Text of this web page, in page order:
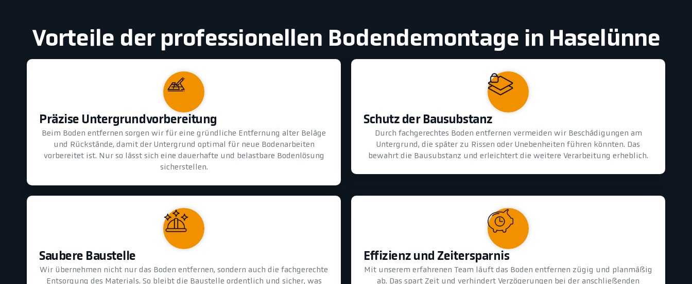
Vorteile der professionellen Bodendemontage in Haselünne
Präzise Untergrundvorbereitung
Beim Boden entfernen sorgen wir für eine gründliche Entfernung alter Beläge
und Rückstände, damit der Untergrund optimal für neue Bodenarbeiten
vorbereitet ist. Nur so lässt sich eine dauerhafte und belastbare Bodenlösung
sicherstellen.
Schutz der Bausubstanz
Durch fachgerechtes Boden entfernen vermeiden wir Beschädigungen am
Untergrund, die später zu Rissen oder Unebenheiten führen könnten. Das
bewahrt die Bausubstanz und erleichtert die weitere Verarbeitung erheblich.
Saubere Baustelle
Wir übernehmen nicht nur das Boden entfernen, sondern auch die fachgerechte
Entsorgung des Materials. So bleibt die Baustelle ordentlich und sicher, was
Effizienz und Zeitersparnis
Mit unserem erfahrenen Team läuft das Boden entfernen zügig und planmäßig
ab. Das spart Zeit und verhindert Verzögerungen bei der anschließenden